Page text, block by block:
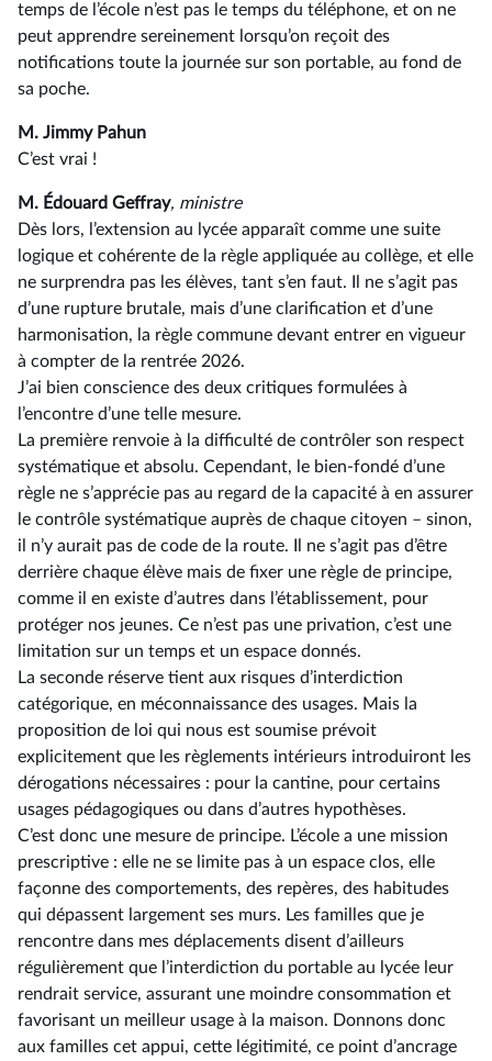
temps de l’école n’est pas le temps du téléphone, et on ne
peut apprendre sereinement lorsqu’on reçoit des
notifications toute la journée sur son portable, au fond de
sa poche.
M. Jimmy Pahun
C’est vrai !
M. Édouard Geffray, ministre
Dès lors, l’extension au lycée apparaît comme une suite
logique et cohérente de la règle appliquée au collège, et elle
ne surprendra pas les élèves, tant s’en faut. Il ne s’agit pas
d’une rupture brutale, mais d’une clarification et d’une
harmonisation, la règle commune devant entrer en vigueur
à compter de la rentrée 2026.
J’ai bien conscience des deux critiques formulées à
l’encontre d’une telle mesure.
La première renvoie à la difficulté de contrôler son respect
systématique et absolu. Cependant, le bien-fondé d’une
règle ne s’apprécie pas au regard de la capacité à en assurer
le contrôle systématique auprès de chaque citoyen –⁠ sinon,
il n’y aurait pas de code de la route. Il ne s’agit pas d’être
derrière chaque élève mais de fixer une règle de principe,
comme il en existe d’autres dans l’établissement, pour
protéger nos jeunes. Ce n’est pas une privation, c’est une
limitation sur un temps et un espace donnés.
La seconde réserve tient aux risques d’interdiction
catégorique, en méconnaissance des usages. Mais la
proposition de loi qui nous est soumise prévoit
explicitement que les règlements intérieurs introduiront les
dérogations nécessaires : pour la cantine, pour certains
usages pédagogiques ou dans d’autres hypothèses.
C’est donc une mesure de principe. L’école a une mission
prescriptive : elle ne se limite pas à un espace clos, elle
façonne des comportements, des repères, des habitudes
qui dépassent largement ses murs. Les familles que je
rencontre dans mes déplacements disent d’ailleurs
régulièrement que l’interdiction du portable au lycée leur
rendrait service, assurant une moindre consommation et
favorisant un meilleur usage à la maison. Donnons donc
aux familles cet appui, cette légitimité, ce point d’ancrage